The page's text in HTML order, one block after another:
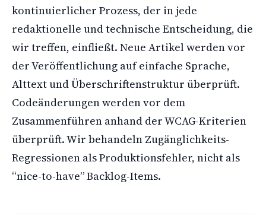
kontinuierlicher Prozess, der in jede
redaktionelle und technische Entscheidung, die
wir treffen, einfließt. Neue Artikel werden vor
der Veröffentlichung auf einfache Sprache,
Alttext und Überschriftenstruktur überprüft.
Codeänderungen werden vor dem
Zusammenführen anhand der WCAG-Kriterien
überprüft. Wir behandeln Zugänglichkeits-
Regressionen als Produktionsfehler, nicht als
“nice-to-have” Backlog-Items.